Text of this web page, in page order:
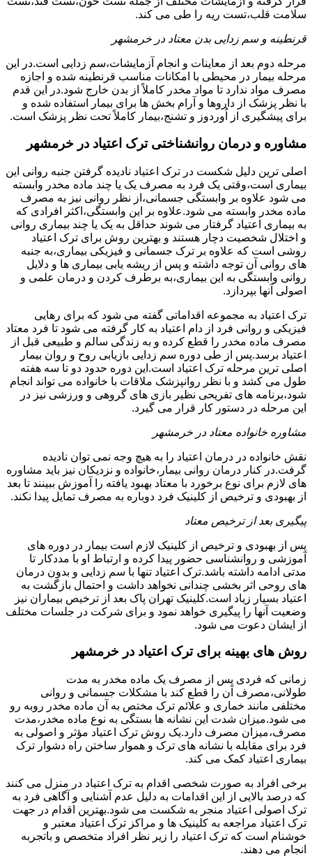
سلامت قلب،تست ریه را طی می کند.
قرنطینه و سم زدایی بدن معتاد در خرمشهر
مرحله دوم بعد از معاینات و انجام آزمایشات،سم زدایی است.در این
مرحله بیمار در محیطی با امکانات مناسب قرنطینه شده و اجازه
مصرف مواد ندارد تا مواد مخدر کاملاً از بدن خارج شود.در این قدم
با نظر پزشک از داروها و آرام بخش ها برای بیمار استفاده شده و
برای پیشگیری از اُوردوز و تشنج،بیمار کاملاً تحت نظر پزشک است.
مشاوره و درمان روانشناختی ترک اعتیاد در خرمشهر
اصلی ترین دلیل شکست در ترک اعتیاد نادیده گرفتن جنبه روانی این
بیماری است،وقتی یک فرد به مصرف یک یا چند ماده مخدر وابسته
می شود علاوه بر وابستگی جسمانی،از نظر روانی نیز به مصرف
ماده مخدر وابسته می شود.علاوه بر این وابستگی،اکثر افرادی که
به بیماری اعتیاد گرفتار می شوند حداقل به یک یا چند بیماری روانی
و اختلال شخصیت دچار هستند و بهترین روش برای ترک اعتیاد
روشی است که علاوه بر ترک جسمانی و فیزیکی بیماری،به جنبه
های روانی آن توجه داشته و پس از ریشه یابی بیماری ها و دلایل
روانی وابستگی به این بیماری،به برطرف کردن و درمان علمی و
اصولی آنها بپردازد.
ترک اعتیاد به مجموعه اقداماتی گفته می شود که برای رهایی
فیزیکی و روانی فرد از دام اعتیاد به کار گرفته می شود تا فرد معتاد
مصرف ماده مخدر را قطع کرده و به زندگی سالم و طبیعی قبل از
اعتیاد برسد.پس از طی دوره سم زدایی بازیابی روح و روان بیمار
اصلی ترین مرحله ترک اعتیاد است.این دوره حدود دو تا سه هفته
طول می کشد و با نظر روانپزشک ملاقات با خانواده می تواند انجام
شود،برنامه های تفریحی نظیر بازی های گروهی و ورزشی نیز در
این مرحله در دستور کار قرار می گیرد.
مشاوره خانواده معتاد در خرمشهر
نقش خانواده در درمان اعتیاد را به هیچ وجه نمی توان نادیده
گرفت.در کنار درمان روانی بیمار،خانواده و نزدیکان نیز باید مشاوره
های لازم برای نوع برخورد با معتاد بهبود یافته را آموزش ببینند تا بعد
از بهبودی و ترخیص از کلینیک فرد دوباره به مصرف تمایل پیدا نکند.
پیگیری بعد از ترخیص معتاد
پس از بهبودی و ترخیص از کلینیک لازم است بیمار در دوره های
آموزشی و روانشناسی حضور پیدا کرده و ارتباط او با مددکار تا
مدتی ادامه داشته باشد.ترک اعتیاد تنها با سم زدایی و بدون درمان
های روحی اثر بخشی چندانی نخواهد داشت و احتمال بازگشت به
اعتیاد بسیار زیاد است.کلینیک تهران پاک بعد از ترخیص بیماران نیز
وضعیت آنها را پیگیری خواهد نمود و برای شرکت در جلسات مختلف
از ایشان دعوت می شود.
روش های بهینه برای ترک اعتیاد در خرمشهر
زمانی که فردی پس از مصرف یک ماده مخدر به مدت
طولانی،مصرف آن را قطع کند با مشکلات جسمانی و روانی
مختلفی مانند خماری و علائم ترک مختص به آن ماده مخدر روبه رو
می شود.میزان شدت این نشانه ها بستگی به نوع ماده مخدر،مدت
مصرف،میزان مصرف دارد.یک روش ترک اعتیاد مؤثر و اصولی به
فرد برای مقابله با نشانه های ترک و هموار ساختن راه دشوار ترک
بیماری اعتیاد کمک می کند.
برخی افراد به صورت شخصی اقدام به ترک اعتیاد در منزل می کنند
که درصد بالایی از این اقدامات به دلیل عدم آشنایی و آگاهی فرد به
ترک اصولی اعتیاد منجر به شکست می شود.بهترین اقدام در جهت
ترک اعتیاد مراجعه به کلینیک ها و مراکز ترک اعتیاد معتبر و
خوشنام است که ترک اعتیاد را زیر نظر افراد متخصص و باتجربه
انجام می دهند.